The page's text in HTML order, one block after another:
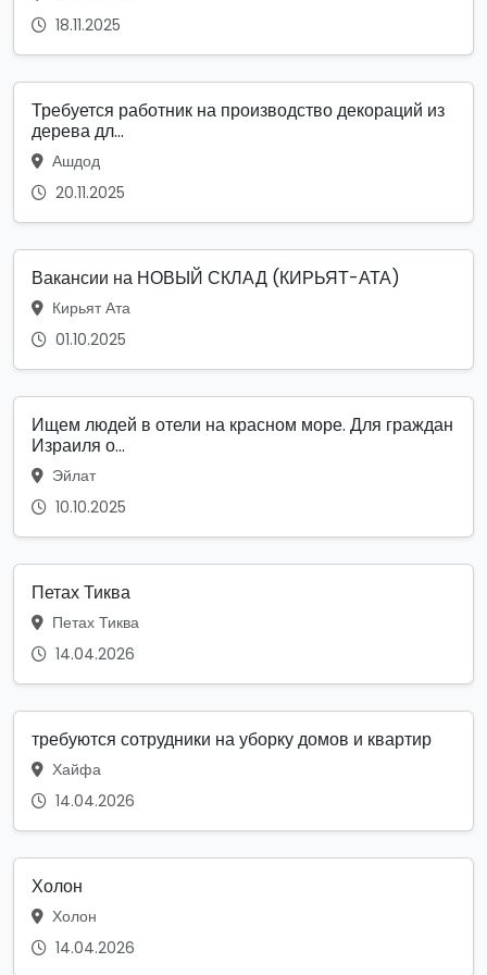
18.11.2025
Требуется работник на производство декораций из
дерева дл...
Ашдод
20.11.2025
Вакансии на НОВЫЙ СКЛАД (КИРЬЯТ-АТА)
Кирьят Ата
01.10.2025
Ищем людей в отели на красном море. Для граждан
Израиля о...
Эйлат
10.10.2025
Петах Тиква
Петах Тиква
14.04.2026
требуются сотрудники на уборку домов и квартир
Хайфа
14.04.2026
Холон
Холон
14.04.2026